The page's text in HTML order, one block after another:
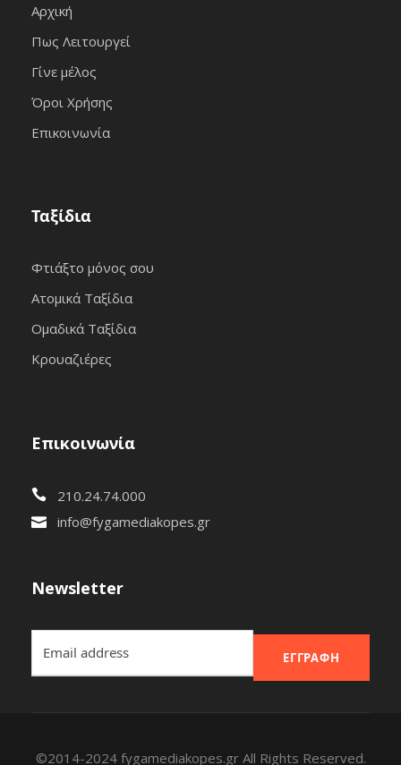
Αρχική
Πως Λειτουργεί
Γίνε μέλος
Όροι Χρήσης
Επικοινωνία
Ταξίδια
Φτιάξτο μόνος σου
Ατομικά Ταξίδια
Ομαδικά Ταξίδια
Κρουαζιέρες
Επικοινωνία
210.24.74.000
info@fygamediakopes.gr
Newsletter
ΕΓΓΡΑΦΉ
©2014-2024 fygamediakopes.gr All Rights Reserved.